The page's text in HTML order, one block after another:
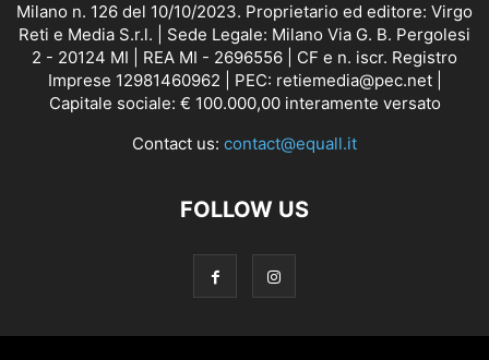
Milano n. 126 del 10/10/2023. Proprietario ed editore: Virgo
Reti e Media S.r.l. | Sede Legale: Milano Via G. B. Pergolesi
2 - 20124 MI | REA MI - 2696556 | CF e n. iscr. Registro
Imprese 12981460962 | PEC: retiemedia@pec.net |
Capitale sociale: € 100.000,00 interamente versato
Contact us: contact@equall.it
FOLLOW US